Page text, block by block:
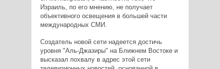
Израиль, по его мнению, не получает
объективного освещения в большей части
международных СМИ.
Создатель новой сети надеется достичь
уровня "Аль-Джазиры" на Ближнем Востоке и
высказал похвалу в адрес этой сети